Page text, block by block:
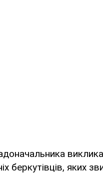
беркутівців, яких